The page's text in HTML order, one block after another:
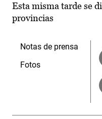
Esta misma tarde se
provincias
Notas de prensa
Fotos